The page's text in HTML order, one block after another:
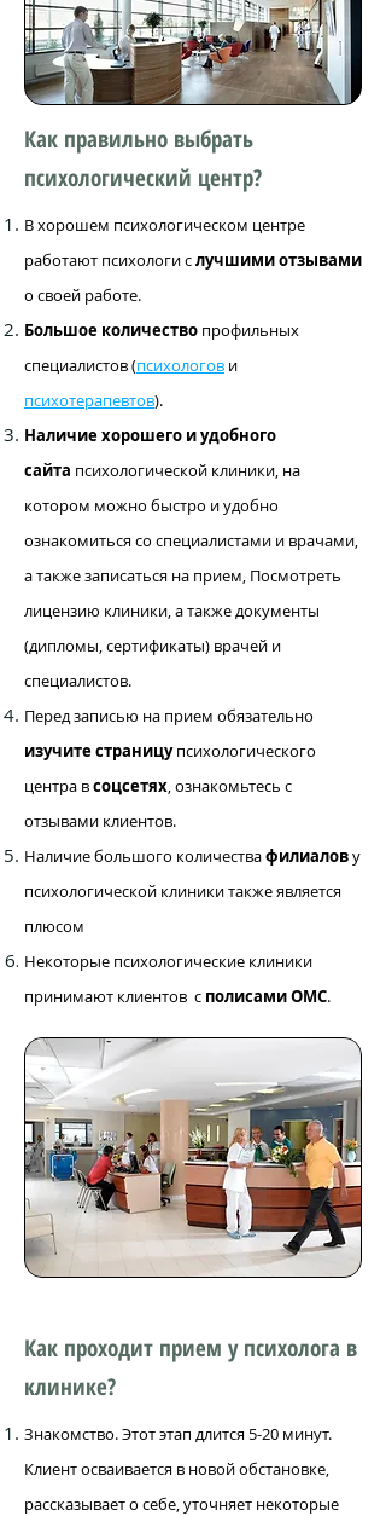
Как правильно выбрать
психологический центр?
В хорошем психологическом центре
работают психологи случшими отзывами
о своей работе.
Большое количество профильных
специалистов (психологов и
психотерапевтов).
Наличие хорошего и удобного
сайта психологической клиники, на
котором можно быстро и удобно
ознакомиться со специалистами и врачами,
а также записаться на прием, Посмотреть
лицензию клиники, а также документы
(дипломы, сертификаты) врачей и
специалистов.
Перед записью на прием обязательно
изучите страницупсихологического
центра всоцсетях, ознакомьтесь с
отзывами клиентов.
Наличие большого количествафилиалову
психологической клиники также является
плюсом
Некоторые психологические клиники
принимают клиентов с полисами ОМС.
Как проходит прием у психолога в
клинике?
Знакомство. Этот этап длится 5-20 минут.
Клиент осваивается в новой обстановке,
рассказывает о себе, уточняет некоторые